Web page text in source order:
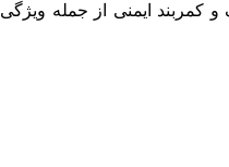
ایمنی از جمله ویژگی